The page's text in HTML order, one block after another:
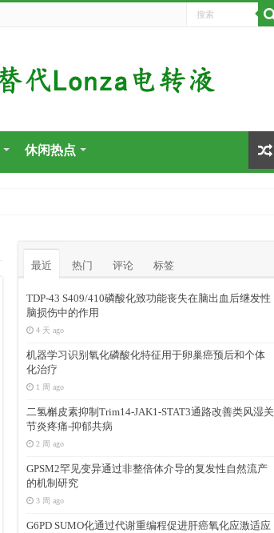
休闲热点
最近 热门 评论 标签
TDP-43 S409/410磷酸化致功能丧失在脑出血后继发性
脑损伤中的作用
4 天 ago
机器学习识别氧化磷酸化特征用于卵巢癌预后和个体
化治疗
1 周 ago
二氢槲皮素抑制Trim14-JAK1-STAT3通路改善类风湿关
节炎疼痛-抑郁共病
2 周 ago
GPSM2罕见变异通过非整倍体介导的复发性自然流产
的机制研究
3 周 ago
G6PD SUMO化通过代谢重编程促进肝癌氧化应激适应